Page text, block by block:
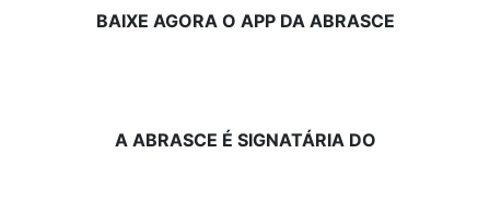
BAIXE AGORA O APP DA ABRASCE
A ABRASCE É SIGNATÁRIA DO